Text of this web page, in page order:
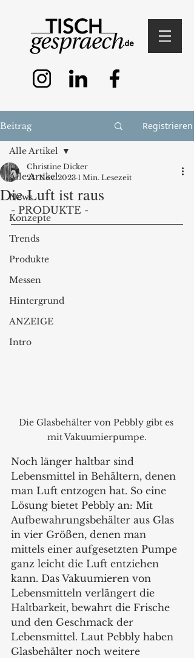
Beitrag Registrieren
Alle Artikel
News
Konzepte
Trends
Produkte
Messen
Hintergrund
ANZEIGE
Intro
Alle Artikel
Die Luft ist raus
Christine Dicker
24. Nov. 2023 1 Min. Lesezeit
- PRODUKTE -
Die Glasbehälter von Pebbly gibt es
mit Vakuumierpumpe.
Noch länger haltbar sind
Lebensmittel in Behältern, denen
man Luft entzogen hat. So eine
Lösung bietet Pebbly an: Mit
Aufbewahrungsbehälter aus Glas
in vier Größen, denen man
mittels einer aufgesetzten Pumpe
ganz leicht die Luft entziehen
kann. Das Vakuumieren von
Lebensmitteln verlängert die
Haltbarkeit, bewahrt die Frische
und den Geschmack der
Lebensmittel. Laut Pebbly haben
Glasbehälter noch weitere